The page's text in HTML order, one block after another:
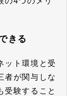
きる
ット環境と受
者が関与しな
受験すること